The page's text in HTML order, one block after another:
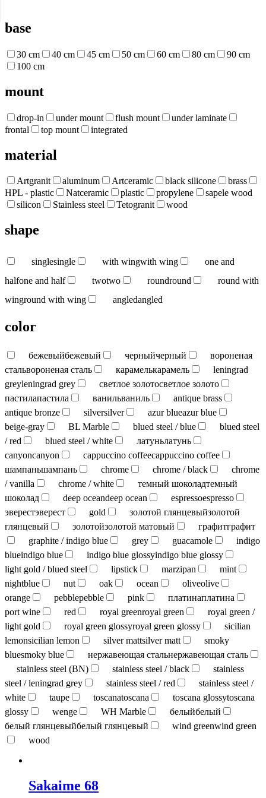
base
30 cm 40 cm 45 cm 50 cm 60 cm 80 cm
90 cm
100 cm
mount
drop-in under mount flush mount
under laminate
frontal
top mount integrated
material
Artgranit aluminum Artceramic black silicone
brass
HPL - plastic
Natceramic plastic propylene
sapele wood
silicon
Stainless steel Tetogranit wood
shape
singlesingle with wingwith wing
one and
halfone and half twotwo roundround
round with
winground with wing angledangled
color
бежевыйбежевый черныйчерный
вороненая
стальвороненая сталь карамелькарамель
leningrad
greyleningrad grey светлое золотосветлое золото
пастилапастила ванильваниль
antique brass
antique bronze
silversilver azur blueazur blue
beige-gray
BL Marble blued steel / blue
blued steel
/ red
blued steel / white латуньлатунь
canyoncanyon cappuccino coffeecappuccino coffee
шампаньшампань chrome chrome / black
chrome
/ vanilla
chrome / white темный шоколадтемный
шоколад
deep oceandeep ocean espressoespresso
эверестэверест gold золотой глянцевыйзолотой
глянцевый
золотойзолотой матовый графитграфит
graphite / indigo blue
grey guacamole
indigo
blueindigo blue indigo blue glossyindigo blue glossy
light gold / blued steel
lipstick marzipan
mint
nightblue
nut oak ocean oliveolive
orange
pebblepebble pink платинаплатина
port wine
red royal greenroyal green
royal green /
light gold
royal green glossyroyal green glossy
sicilian
lemonsicilian lemon silver mattsilver matt
smoky
bluesmoky blue нержавеющая стальнержавеющая сталь
stainless steel (BN)
stainless steel / black
stainless
steel / leningrad grey
stainless steel / red
stainless steel /
white
taupe toscanatoscana toscana glossytoscana
glossy
wenge WH Marble белыйбелый
белый глянцевыйбелый глянцевый wind greenwind green
wood
Sakaime 68